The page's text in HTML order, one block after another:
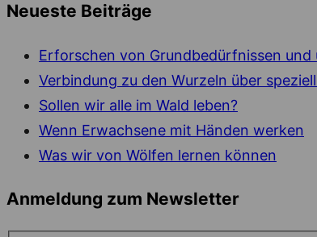
Neueste Beiträge
Erforschen von Grundbedürfnissen und
Verbindung zu den Wurzeln über
Sollen wir alle im Wald leben?
Wenn Erwachsene mit Händen werken
Was wir von Wölfen lernen können
Anmeldung zum Newsletter